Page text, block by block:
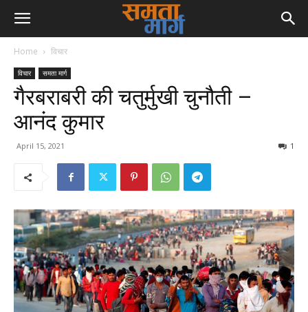
Home विचार
विचार समता मार्ग
गैरबराबरी की चतुर्मुखी चुनौती –
आनंद कुमार
April 15, 2021 1